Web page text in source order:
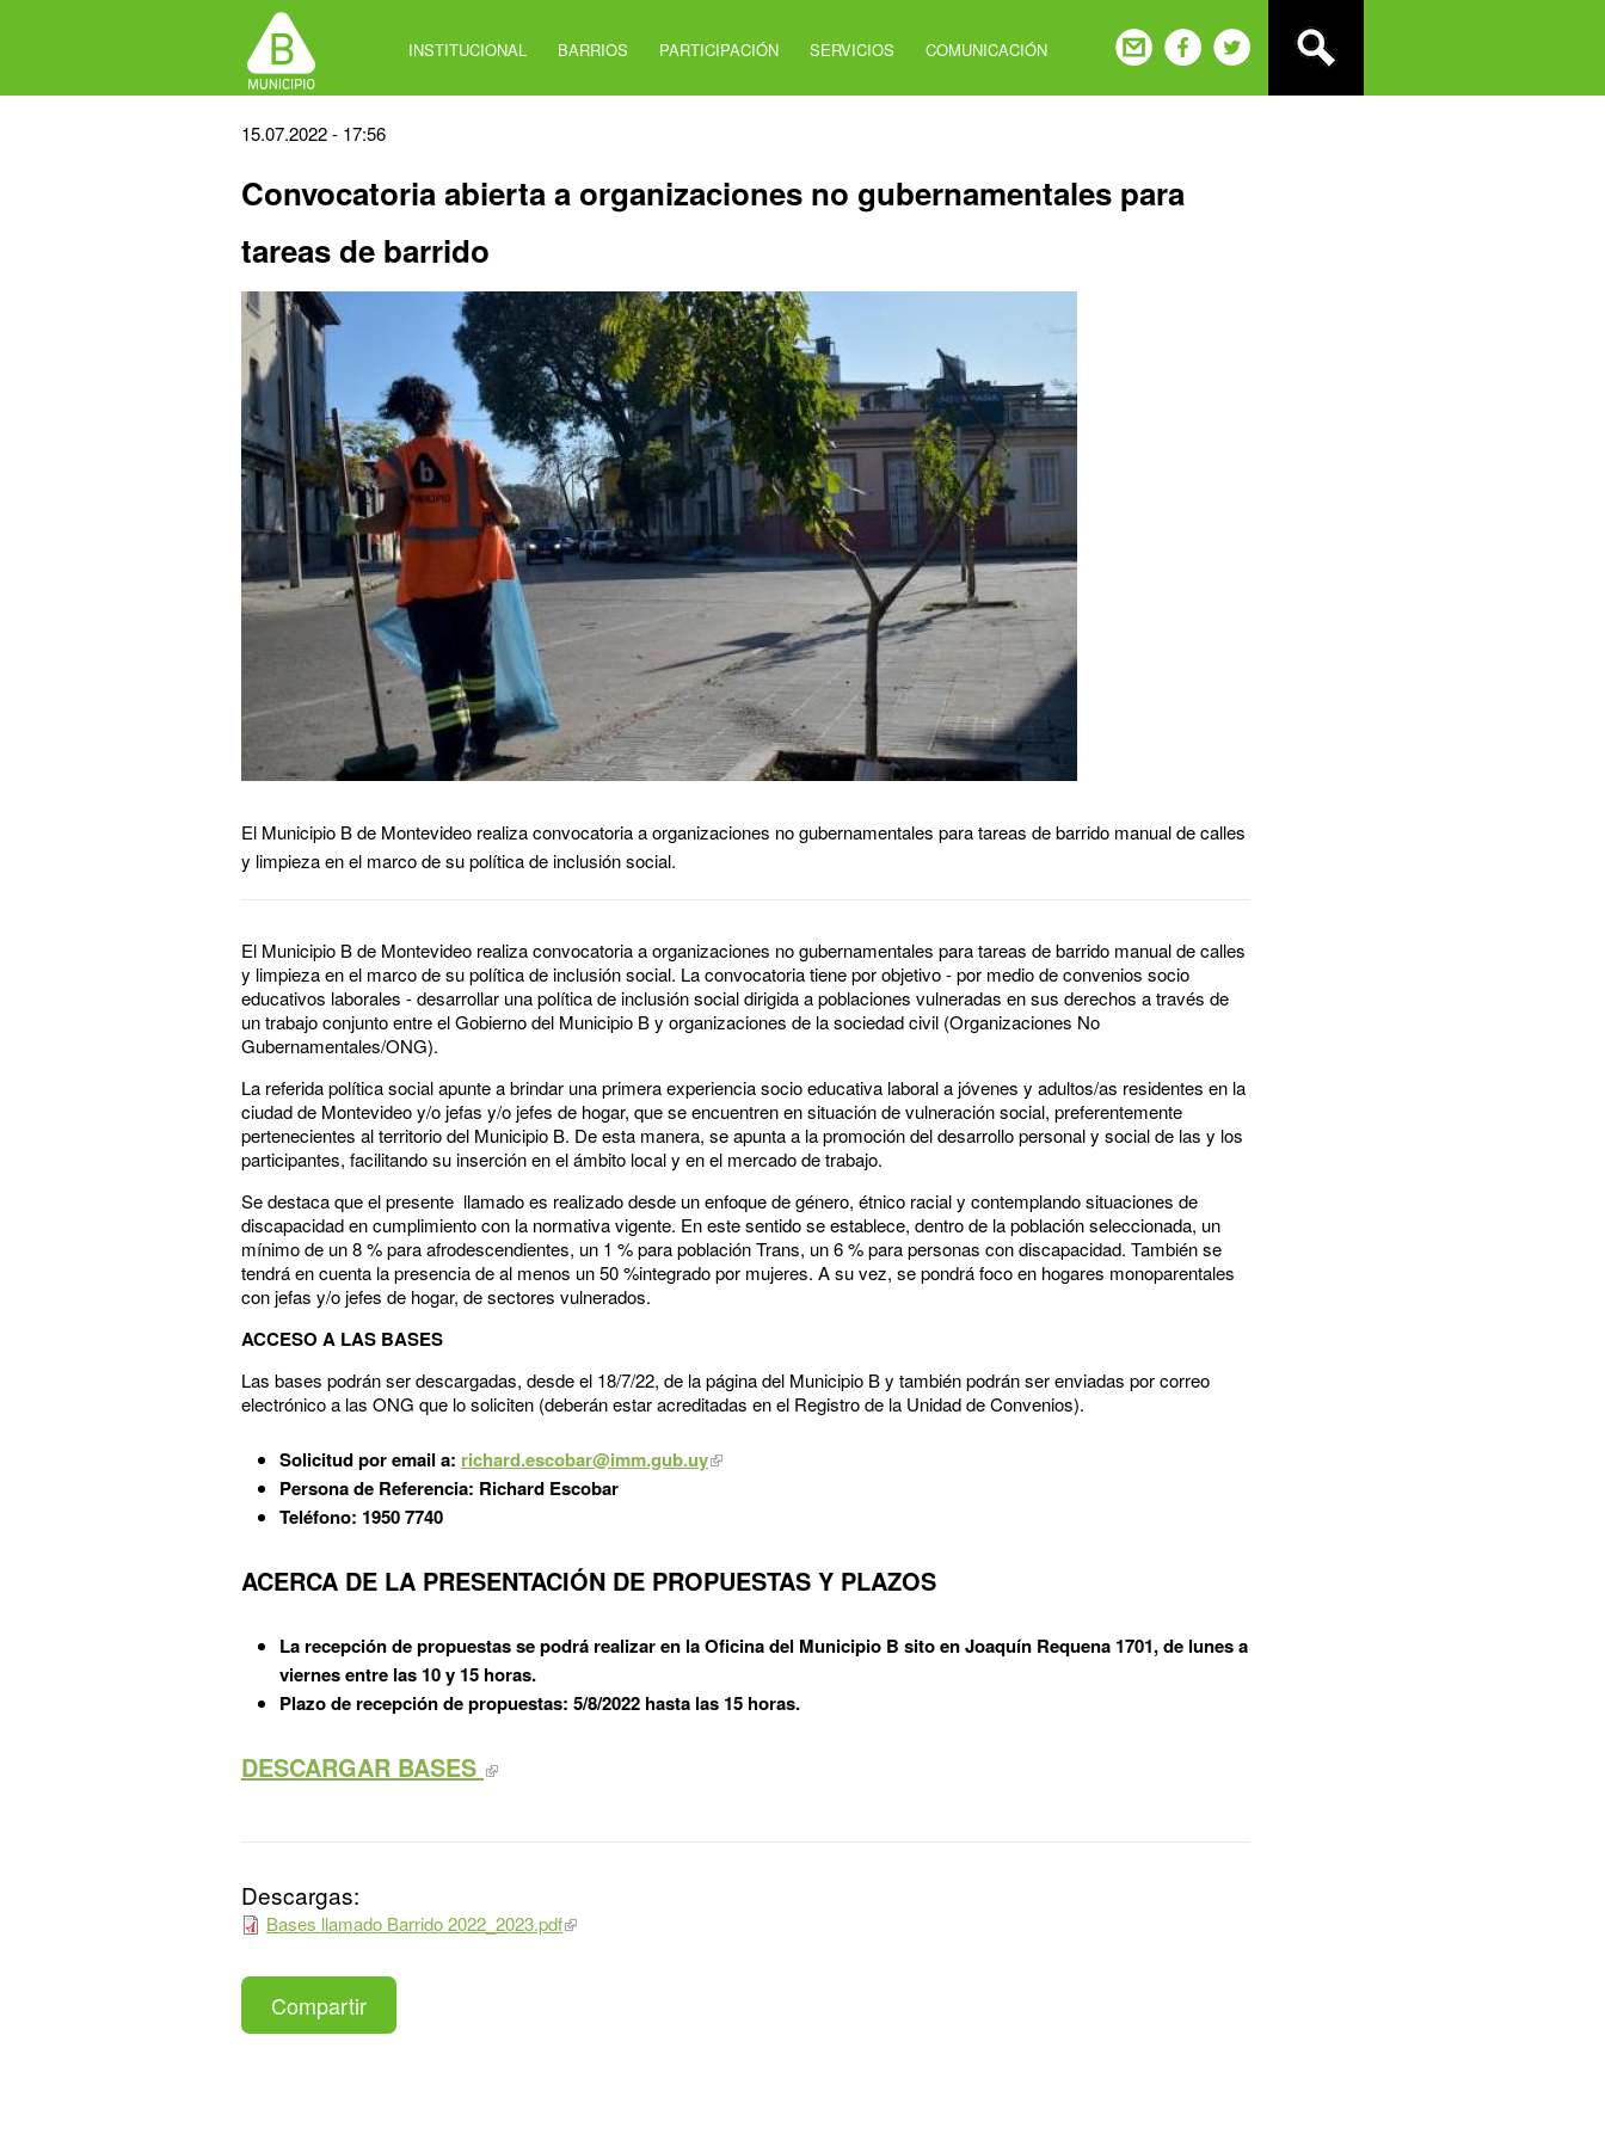
INSTITUCIONAL BARRIOS PARTICIPACIÓN SERVICIOS COMUNICACIÓN
Back
top
15.07.2022 - 17:56
Convocatoria abierta a organizaciones no gubernamentales para
tareas de barrido
El Municipio B de Montevideo realiza convocatoria a organizaciones no gubernamentales para tareas de barrido manual de calles
y limpieza en el marco de su política de inclusión social.
El Municipio B de Montevideo realiza convocatoria a organizaciones no gubernamentales para tareas de barrido manual de calles
y limpieza en el marco de su política de inclusión social. La convocatoria tiene por objetivo - por medio de convenios socio
educativos laborales - desarrollar una política de inclusión social dirigida a poblaciones vulneradas en sus derechos a través de
un trabajo conjunto entre el Gobierno del Municipio B y organizaciones de la sociedad civil (Organizaciones No
Gubernamentales/ONG).
La referida política social apunte a brindar una primera experiencia socio educativa laboral a jóvenes y adultos/as residentes en la
ciudad de Montevideo y/o jefas y/o jefes de hogar, que se encuentren en situación de vulneración social, preferentemente
pertenecientes al territorio del Municipio B. De esta manera, se apunta a la promoción del desarrollo personal y social de las y los
participantes, facilitando su inserción en el ámbito local y en el mercado de trabajo.
Se destaca que el presente llamado es realizado desde un enfoque de género, étnico racial y contemplando situaciones de
discapacidad en cumplimiento con la normativa vigente. En este sentido se establece, dentro de la población seleccionada, un
mínimo de un 8 % para afrodescendientes, un 1 % para población Trans, un 6 % para personas con discapacidad. También se
tendrá en cuenta la presencia de al menos un 50 %integrado por mujeres. A su vez, se pondrá foco en hogares monoparentales
con jefas y/o jefes de hogar, de sectores vulnerados.
ACCESO A LAS BASES
Las bases podrán ser descargadas, desde el 18/7/22, de la página del Municipio B y también podrán ser enviadas por correo
electrónico a las ONG que lo soliciten (deberán estar acreditadas en el Registro de la Unidad de Convenios).
Solicitud por email a: richard.escobar@imm.gub.uy
Persona de Referencia: Richard Escobar
Teléfono: 1950 7740
ACERCA DE LA PRESENTACIÓN DE PROPUESTAS Y PLAZOS
La recepción de propuestas se podrá realizar en la Oficina del Municipio B sito en Joaquín Requena 1701, de lunes a
viernes entre las 10 y 15 horas.
Plazo de recepción de propuestas: 5/8/2022 hasta las 15 horas.
DESCARGAR BASES
Descargas:
Bases llamado Barrido 2022_2023.pdf
Compartir